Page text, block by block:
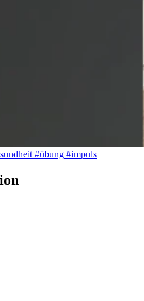
#übung #impuls